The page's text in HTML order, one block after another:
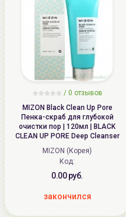
/ 0 отзывов
MIZON Black Clean Up Pore
Пенка-скраб для глубокой
очистки пор | 120мл | BLACK
CLEAN UP PORE Deep Cleanser
MIZON (Корея)
Код:
0.00 руб.
закончился